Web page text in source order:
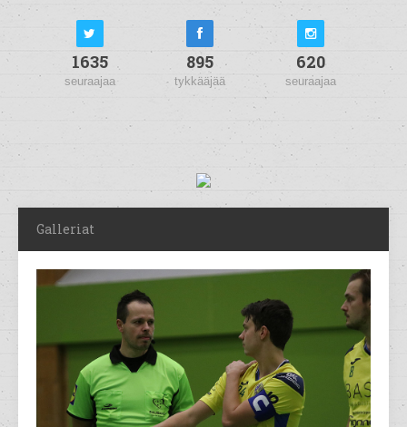
1635
seuraajaa
895
tykkääjää
620
seuraajaa
Galleriat